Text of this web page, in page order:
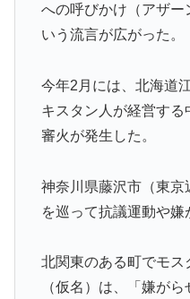
▶
アメリカ人「お前らの
た？？」
的の出産ツーリズム禁
▶ 【海外の反応】今永昇
▶ 移民ベトナム女達の宅
ｗｗｗｗｗｗｗｗｗｗ
国www」
海外の反応：熊本の病
への呼びかけ（アザー
いう流言が広がった。
今年2月には、北海道
キスタン人が経営す
審火が発生した。
神奈川県藤沢市（東京
を巡って抗議運動や嫌
北関東のある町でモス
（仮名）は、「嫌が